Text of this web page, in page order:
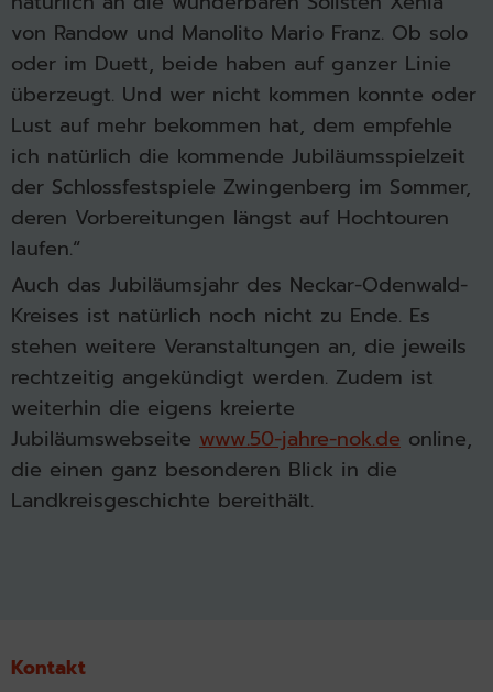
von Randow und Manolito Mario Franz. Ob solo
oder im Duett, beide haben auf ganzer Linie
überzeugt. Und wer nicht kommen konnte oder
Lust auf mehr bekommen hat, dem empfehle
ich natürlich die kommende Jubiläumsspielzeit
der Schlossfestspiele Zwingenberg im Sommer,
deren Vorbereitungen längst auf Hochtouren
laufen.“
Auch das Jubiläumsjahr des Neckar-Odenwald-
Kreises ist natürlich noch nicht zu Ende. Es
stehen weitere Veranstaltungen an, die jeweils
rechtzeitig angekündigt werden. Zudem ist
weiterhin die eigens kreierte
Jubiläumswebseite www.50-jahre-nok.de online,
die einen ganz besonderen Blick in die
Landkreisgeschichte bereithält.
Kontakt